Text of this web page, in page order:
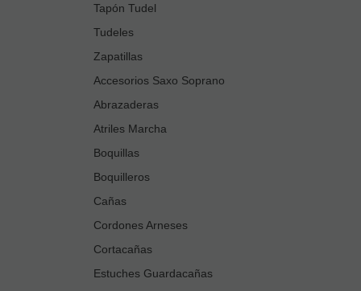
Tapón Tudel
Tudeles
Zapatillas
Accesorios Saxo Soprano
Abrazaderas
Atriles Marcha
Boquillas
Boquilleros
Cañas
Cordones Arneses
Cortacañas
Estuches Guardacañas